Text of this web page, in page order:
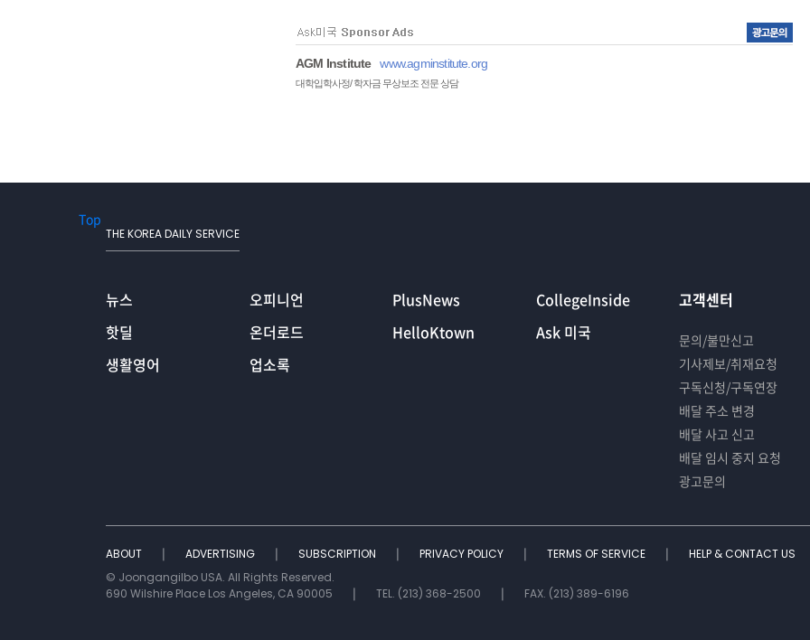
AGM Institute www.agminstitute.org
대학입학사정/ 학자금 무상보조 전문 상담
Top
THE KOREA DAILY SERVICE
뉴스
핫딜
생활영어
오피니언
온더로드
업소록
PlusNews
HelloKtown
CollegeInside
Ask 미국
고객센터
문의/불만신고
기사제보/취재요청
구독신청/구독연장
배달 주소 변경
배달 사고 신고
배달 임시 중지 요청
광고문의
ABOUT ADVERTISING SUBSCRIPTION PRIVACY POLICY TERMS OF SERVICE HELP & CONTACT US
© Joongangilbo USA. All Rights Reserved.
690 Wilshire Place Los Angeles, CA 90005
TEL. (213) 368-2500 FAX. (213) 389-6196